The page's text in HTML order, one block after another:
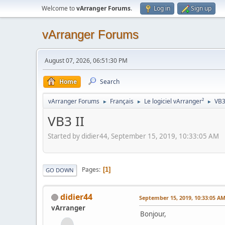
Welcome tovArranger Forums. Log in Sign up
vArranger Forums
August 07, 2026, 06:51:30 PM
Home Search
vArranger Forums ► Français ► Le logiciel vArranger² ►
VB3 II
Started by didier44, September 15, 2019, 10:33:05 AM
GO DOWN Pages 1
didier44
vArranger
September 15, 2019, 10:33:05 AM
Bonjour,